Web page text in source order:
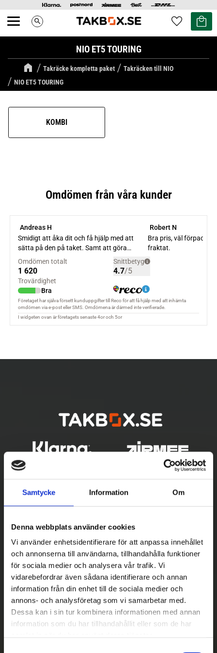
Samtycke Information Om
Denna webbplats använder cookies
Vi använder enhetsidentifierare för att anpassa innehållet
och annonserna till användarna, tillhandahålla funktioner
för sociala medier och analysera vår trafik. Vi
vidarebefordrar även sådana identifierare och annan
information från din enhet till de sociala medier och
annons- och analysföretag som vi samarbetar med.
Dessa kan i sin tur kombinera informationen med annan
information som du har tillhandahållit eller som de har
Meny search Favoriter
Kundvagn
NIO ET5 TOURING
Takräcke kompletta paket
Takräcken till NIO
NIO ET5 TOURING
KOMBI
Betala säkert
|| Välj ||
Snabba leveranser
||
Eller ||
Hämta på lagret med/utan montering